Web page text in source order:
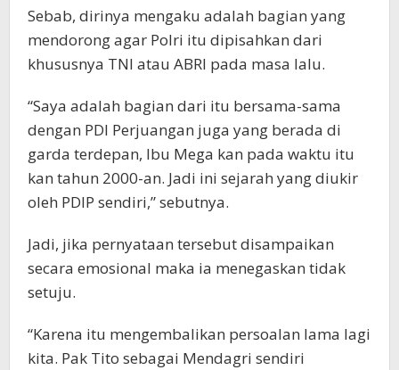
Sebab, dirinya mengaku adalah bagian yang
mendorong agar Polri itu dipisahkan dari
khususnya TNI atau ABRI pada masa lalu.
“Saya adalah bagian dari itu bersama-sama
dengan PDI Perjuangan juga yang berada di
garda terdepan, Ibu Mega kan pada waktu itu
kan tahun 2000-an. Jadi ini sejarah yang diukir
oleh PDIP sendiri,” sebutnya.
Jadi, jika pernyataan tersebut disampaikan
secara emosional maka ia menegaskan tidak
setuju.
“Karena itu mengembalikan persoalan lama lagi
kita. Pak Tito sebagai Mendagri sendiri